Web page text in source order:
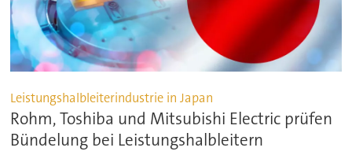
Leistungshalbleiterindustrie in Japan
Rohm, Toshiba und Mitsubishi Electric prüfen
Bündelung bei Leistungshalbleitern